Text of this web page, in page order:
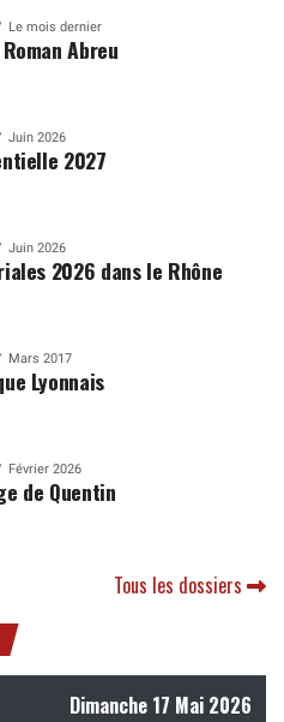
Le mois dernier
Abreu
Juin 2026
2027
Juin 2026
2026 dans le Rhône
Mars 2017
Lyonnais
Février 2026
de Quentin
Tous les dossiers
Dimanche 17 Mai 2026